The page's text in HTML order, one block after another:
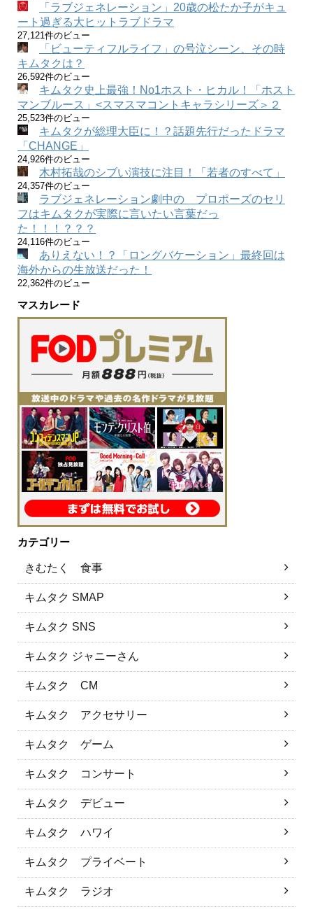
「ラブジェネレーション」20歳の松たか子がキュ
ート過ぎる大ヒットラブドラマ
27,121件のビュー
「ビューティフルライフ」の号泣シーン、その時
キムタクは？
26,592件のビュー
キムタク史上最強！No1ホスト・ヒカル！「ホスト
マンブルース」<スマスマコントキャラシリーズ＞２
25,523件のビュー
キムタクが総理大臣に！？話題先行だったドラマ
「CHANGE」
24,926件のビュー
木村拓哉のシブい演技に注目！「若者のすべて」
24,357件のビュー
ラブジェネレーション劇中の プロポーズのセリ
フはキムタクが実際に言いたい言葉だっ
た！！！？？？
24,116件のビュー
ありえない！？「ロングバケーション」最終回は
海外からの生放送だった！
22,362件のビュー
マスカレード
カテゴリー
きむたく 食事
キムタク SMAP
キムタク SNS
キムタク ジャニーさん
キムタク CM
キムタク アクセサリー
キムタク ゲーム
キムタク コンサート
キムタク デビュー
キムタク ハワイ
キムタク プライベート
キムタク ラジオ